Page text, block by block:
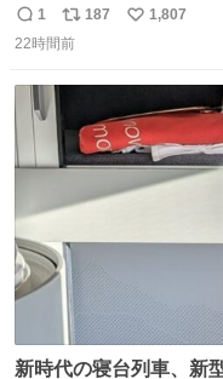
のスネまでかじる!? ドンデコルテ
こちらから ▶︎abema.go.link/
@akmllube0617
返
信
1
リ
ポ
数
187
い
1,807
22時間前
新時代の寝台列車、新